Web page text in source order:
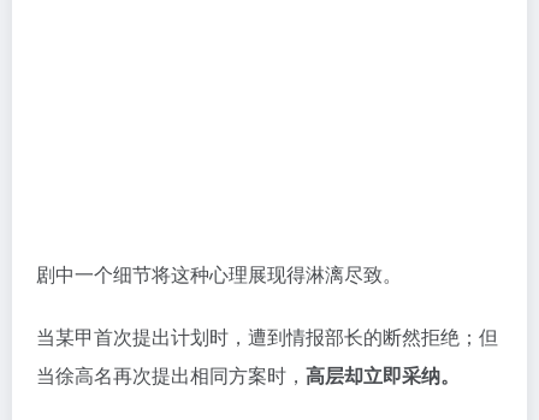
成功则共享荣耀，失败则归咎于“临时工”，
时代的洪流中，人们或主动或被迫，或阴错阳差地参与